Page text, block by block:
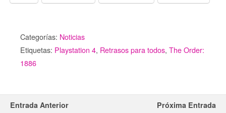
Categorías: Noticias
Etiquetas: Playstation 4, Retrasos para todos, The Order:
1886
Entrada Anterior Próxima Entrada